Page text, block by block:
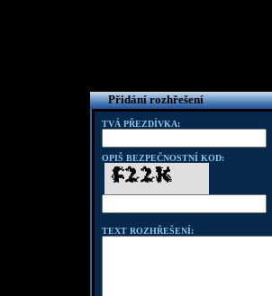
Přidání rozhřešení
TVÁ PŘEZDÍVKA:
OPIŠ BEZPEČNOSTNÍ KOD:
TEXT ROZHŘEŠENÍ: